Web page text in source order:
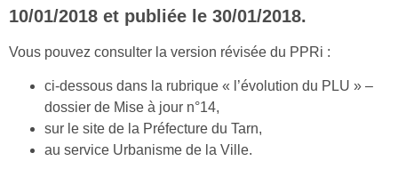
10/01/2018 et publiée le 30/01/2018.
Vous pouvez consulter la version révisée du PPRi :
ci-dessous dans la rubrique « l’évolution du PLU » –
dossier de Mise à jour n°14,
sur le site de la Préfecture du Tarn,
au service Urbanisme de la Ville.